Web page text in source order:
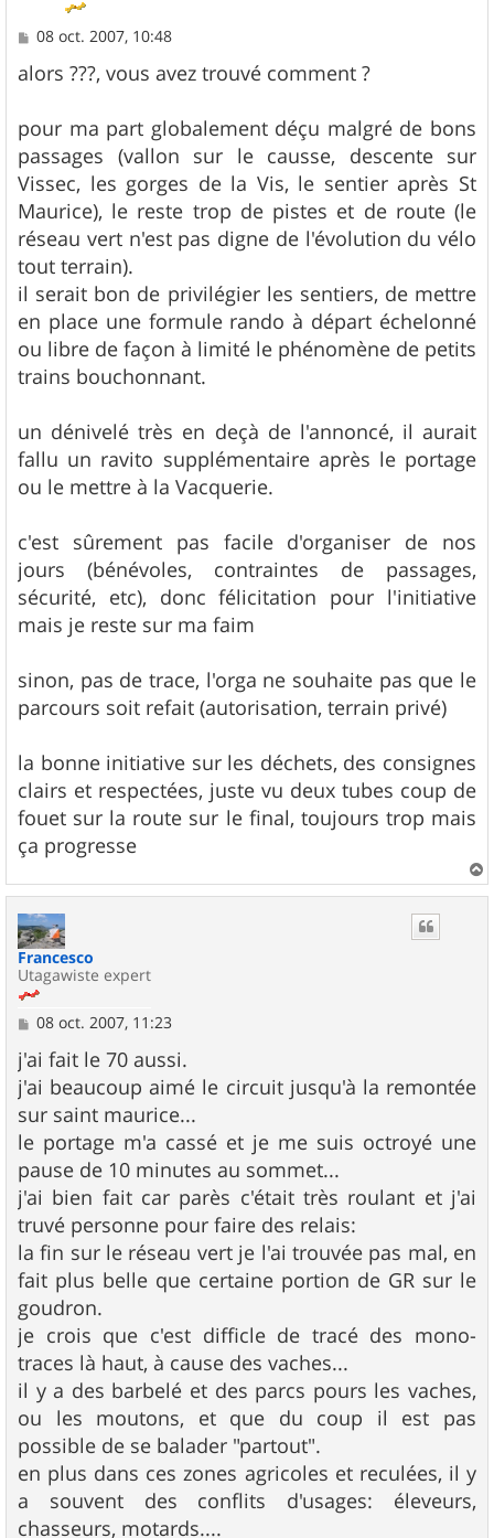
M
s
s
g
e
08 oct. 2007, 10:48
alors ???, vous avez trouvé comment ?
pour ma part globalement déçu malgré de bons
passages (vallon sur le causse, descente sur
Vissec, les gorges de la Vis, le sentier après St
Maurice), le reste trop de pistes et de route (le
réseau vert n'est pas digne de l'évolution du vélo
tout terrain).
il serait bon de privilégier les sentiers, de mettre
en place une formule rando à départ échelonné
ou libre de façon à limité le phénomène de petits
trains bouchonnant.
un dénivelé très en deçà de l'annoncé, il aurait
fallu un ravito supplémentaire après le portage
ou le mettre à la Vacquerie.
c'est sûrement pas facile d'organiser de nos
jours (bénévoles, contraintes de passages,
sécurité, etc), donc félicitation pour l'initiative
mais je reste sur ma faim
sinon, pas de trace, l'orga ne souhaite pas que le
parcours soit refait (autorisation, terrain privé)
la bonne initiative sur les déchets, des consignes
clairs et respectées, juste vu deux tubes coup de
fouet sur la route sur le final, toujours trop mais
ça progresse
a
Francesco
Utagawiste expert
M
s
s
a
g
e
08 oct. 2007, 11:23
j'ai fait le 70 aussi.
j'ai beaucoup aimé le circuit jusqu'à la remontée
sur saint maurice...
le portage m'a cassé et je me suis octroyé une
pause de 10 minutes au sommet...
j'ai bien fait car parès c'était très roulant et j'ai
truvé personne pour faire des relais:
la fin sur le réseau vert je l'ai trouvée pas mal, en
fait plus belle que certaine portion de GR sur le
goudron.
je crois que c'est difficle de tracé des mono-
traces là haut, à cause des vaches...
il y a des barbelé et des parcs pours les vaches,
ou les moutons, et que du coup il est pas
possible de se balader "partout".
en plus dans ces zones agricoles et reculées, il y
a souvent des conflits d'usages: éleveurs,
chasseurs, motards....